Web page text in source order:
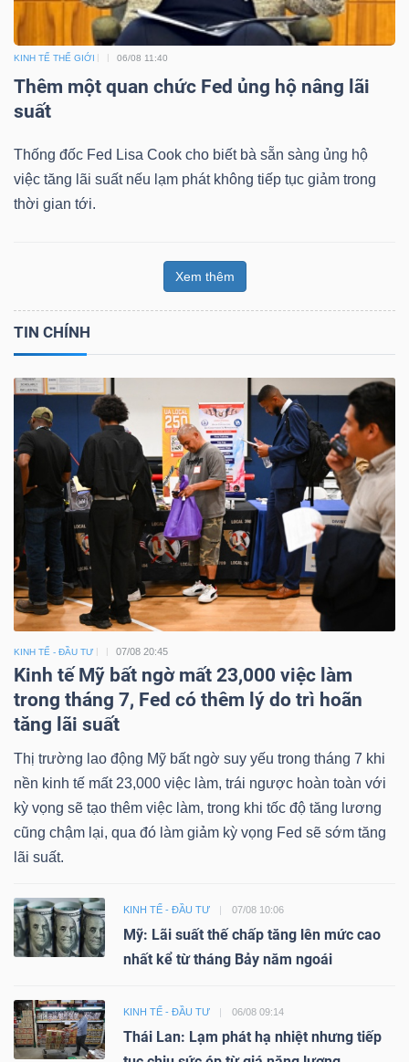
KINH TẾ THẾ GIỚI 06/08 11:40
Thêm một quan chức Fed ủng hộ nâng lãi
suất
Thống đốc Fed Lisa Cook cho biết bà sẵn sàng ủng hộ
việc tăng lãi suất nếu lạm phát không tiếp tục giảm trong
thời gian tới.
Xem thêm
TIN CHÍNH
KINH TẾ - ĐẦU TƯ 07/08 20:45
Kinh tế Mỹ bất ngờ mất 23,000 việc làm
trong tháng 7, Fed có thêm lý do trì hoãn
tăng lãi suất
Thị trường lao động Mỹ bất ngờ suy yếu trong tháng 7 khi
nền kinh tế mất 23,000 việc làm, trái ngược hoàn toàn với
kỳ vọng sẽ tạo thêm việc làm, trong khi tốc độ tăng lương
cũng chậm lại, qua đó làm giảm kỳ vọng Fed sẽ sớm tăng
lãi suất.
KINH TẾ - ĐẦU TƯ 07/08 10:06
Mỹ: Lãi suất thế chấp tăng lên mức cao
nhất kể từ tháng Bảy năm ngoái
KINH TẾ - ĐẦU TƯ 06/08 09:14
Thái Lan: Lạm phát hạ nhiệt nhưng tiếp